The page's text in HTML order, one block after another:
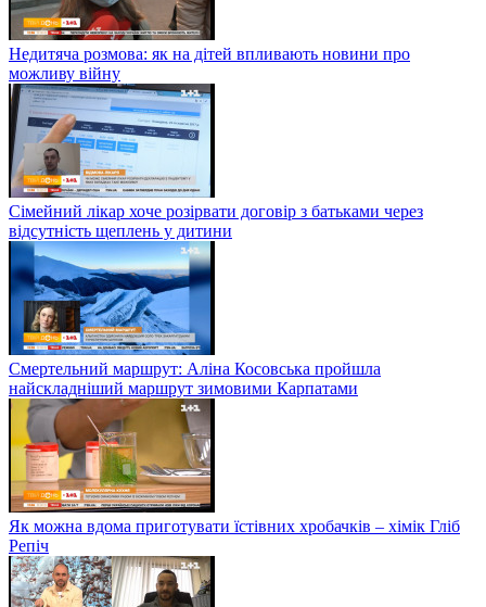
Недитяча розмова: як на дітей впливають новини про
можливу війну
Сімейний лікар хоче розірвати договір з батьками через
відсутність щеплень у дитини
Смертельний маршрут: Аліна Косовська пройшла
найскладніший маршрут зимовими Карпатами
Як можна вдома приготувати їстівних хробачків – хімік Гліб
Репіч